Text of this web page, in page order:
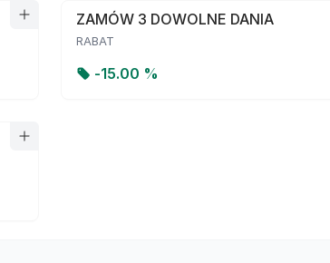
ZAMÓW 3 DOWOLNE DANIA
RABAT
-15.00 %